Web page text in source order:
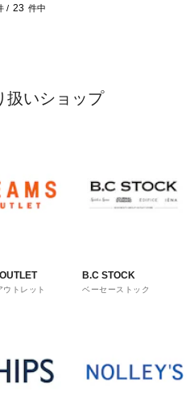
/ 23 件中
扱いショップ
ウトレット
B.C STOCK
ベーセーストック